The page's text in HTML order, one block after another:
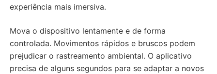
experiência mais imersiva.
Mova o dispositivo lentamente e de forma
controlada. Movimentos rápidos e bruscos podem
prejudicar o rastreamento ambiental. O aplicativo
precisa de alguns segundos para se adaptar a novos